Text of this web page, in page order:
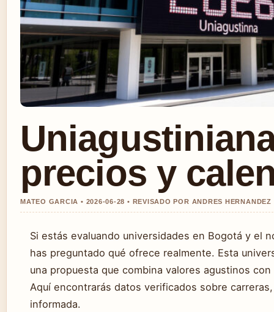
precios y
MATEO GARCIA • 2026-06-28 • REVISADO POR ANDRES HERNANDEZ
Si estás evaluando universidades en Bogotá y el
has preguntado qué ofrece realmente. Esta
una propuesta que combina valores agustinos
Aquí encontrarás datos verificados sobre
informada.